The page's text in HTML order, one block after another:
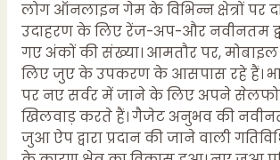
लोग ऑनलाइन गेम के विभिन्न क्षेत्रों पर
उदाहरण के लिए रेंज-अप-और नवीनतम
गए अंकों की संख्या। आमतौर पर,
लिए जुए के उपकरण के आसपास रहे हैं।
पर नए सर्वर में जाने के लिए अपने
खिलवाड़ करते हैं। गैजेट अनुभव की
जुआ ऐप द्वारा प्रदान की जाने वाली